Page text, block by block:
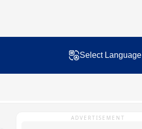
Select Language
ADVERTISEMENT